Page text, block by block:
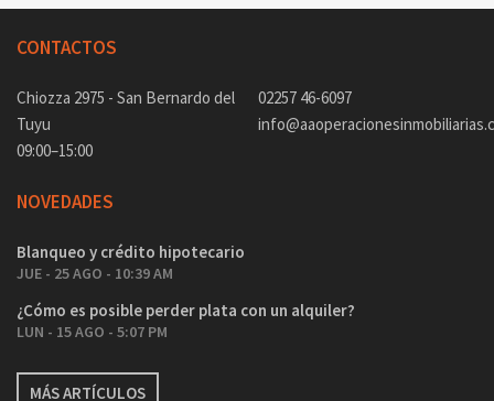
CONTACTOS
Chiozza 2975 - San Bernardo del
Tuyu
09:00–15:00
02257 46-6097
NOVEDADES
Blanqueo y crédito hipotecario
JUE - 25 AGO - 10:39 AM
¿Cómo es posible perder plata con un alquiler?
LUN - 15 AGO - 5:07 PM
MÁS ARTÍCULOS